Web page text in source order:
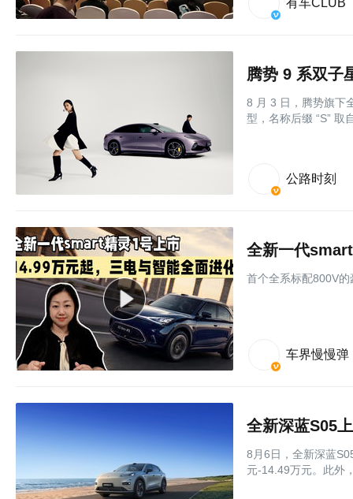
有车CLUB
腾势 9 系双子
8 月 3 日，腾势旗下
型，名称后缀 “S” 取
公路时刻
⾸个全系标配800V的
车界慢慢弹
全新深蓝S05
8月6日，全新深蓝
元-14.49万元。此外